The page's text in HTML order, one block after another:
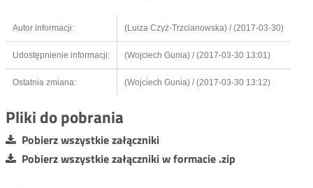
Autor informacji: (Luiza Czyż-Trzcianowska) / (2017-03-30)
Udostępnienie informacji: (Wojciech Gunia) / (2017-03-30 13:01)
Ostatnia zmiana: (Wojciech Gunia) / (2017-03-30 13:12)
Pliki do pobrania
Pobierz wszystkie załączniki
Pobierz wszystkie załączniki w formacie .zip